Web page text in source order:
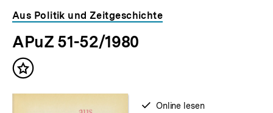
Inhaltskarousell
für
weitere
Inhalte
Inhaltskarussell
überspringen
Aus Politik und Zeitgeschichte
APuZ 51-52/1980
Inhalt
verfügbar
Online lesen